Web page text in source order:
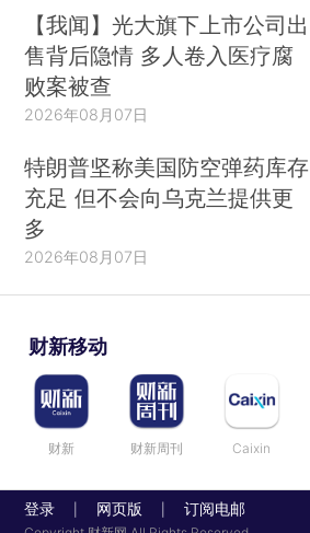
【我闻】光大旗下上市公司出
售背后隐情 多人卷入医疗腐
败案被查
2026年08月07日
特朗普坚称美国防空弹药库存
充足 但不会向乌克兰提供更
多
2026年08月07日
财新移动
财新 财新周刊 Caixin
登录 网页版 订阅电邮